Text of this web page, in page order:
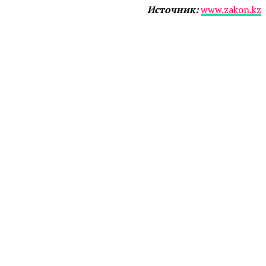
Источник:www.zakon.kz